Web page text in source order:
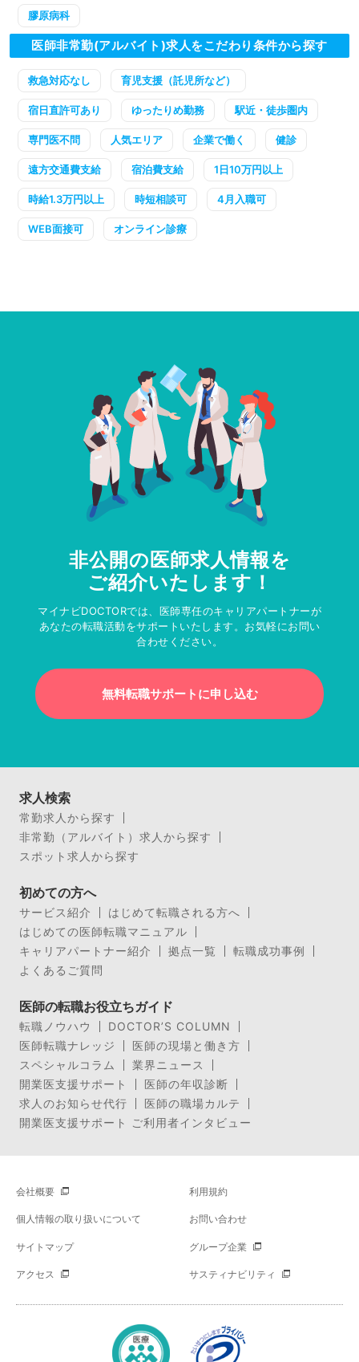
膠原病科
医師非常勤(アルバイト)求人をこだわり条件から探す
救急対応なし 育児支援（託児所など）
宿日直許可あり ゆったりめ勤務 駅近・徒歩圏内
専門医不問 人気エリア 企業で働く 健診
遠方交通費支給 宿泊費支給 1日10万円以上
時給1.3万円以上 時短相談可 4月入職可
WEB面接可 オンライン診療
非公開の医師求人情報を
ご紹介いたします！
マイナビDOCTORでは、医師専任のキャリアパートナーが
あなたの転職活動をサポートいたします。お気軽にお問い
合わせください。
無料転職サポートに申し込む
求人検索
常勤求人から探す
非常勤（アルバイト）求人から探す
スポット求人から探す
初めての方へ
サービス紹介
はじめて転職される方へ
はじめての医師転職マニュアル
キャリアパートナー紹介
拠点一覧
転職成功事例
よくあるご質問
医師の転職お役立ちガイド
転職ノウハウ
DOCTOR’S COLUMN
医師転職ナレッジ
医師の現場と働き方
スペシャルコラム
業界ニュース
開業医支援サポート
医師の年収診断
求人のお知らせ代行
医師の職場カルテ
開業医支援サポート ご利用者インタビュー
会社概要 利用規約
個人情報の取り扱いについて お問い合わせ
サイトマップ グループ企業
アクセス サスティナビリティ